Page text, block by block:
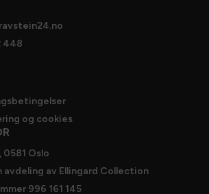
granitt
448
og cookies
0581 Oslo
avdeling av Ellingard Collection
996 161 145